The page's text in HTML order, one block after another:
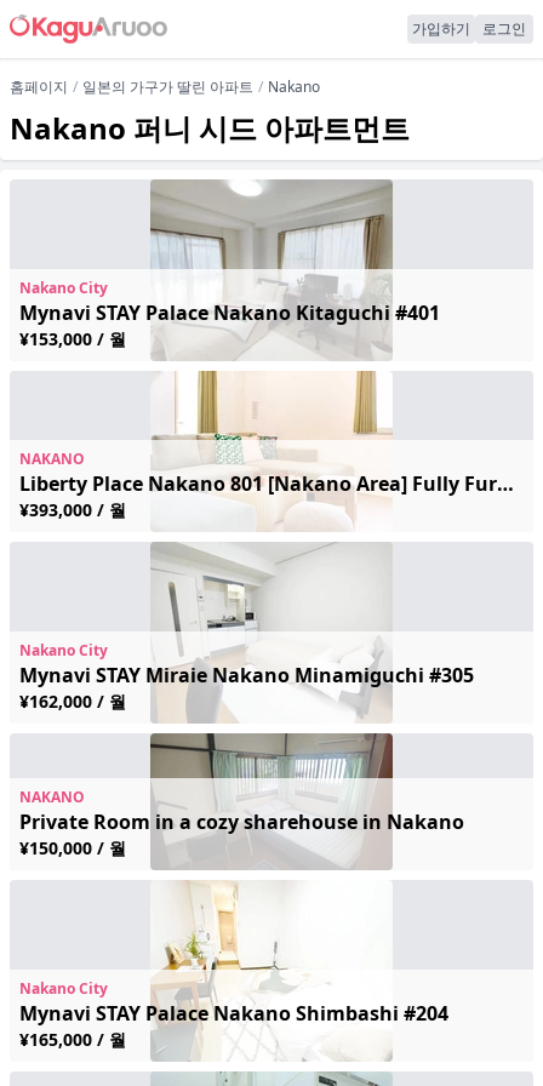
가입하기 로그인
홈페이지 일본의 가구가 딸린 아파트 Nakano
Nakano 퍼니 시드 아파트먼트
Nakano City
Mynavi STAY Palace Nakano Kitaguchi #401
¥153,000 / 월
NAKANO
Liberty Place Nakano 801 [Nakano Area] Fully Furnished with Wi-Fi / 5 Mins Direct to Shinjuku & No Transfers to Otemachi / A Comfortable Monthly Stay Where Pop Culture Meets Retro Tokyo Charm.
¥393,000 / 월
Nakano City
Mynavi STAY Miraie Nakano Minamiguchi #305
¥162,000 / 월
NAKANO
Private Room in a cozy sharehouse in Nakano
¥150,000 / 월
Nakano City
Mynavi STAY Palace Nakano Shimbashi #204
¥165,000 / 월